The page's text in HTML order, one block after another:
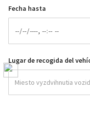
Fecha hasta
Lugar de recogida del